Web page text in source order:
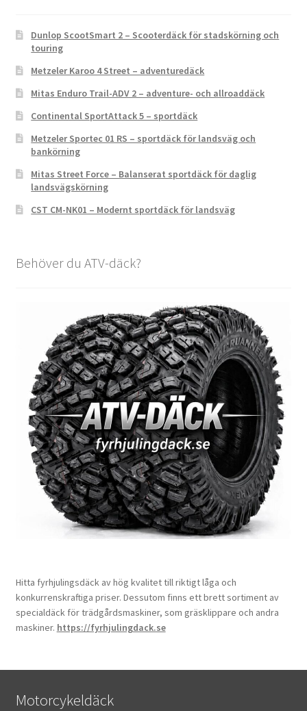
Dunlop ScootSmart 2 – Scooterdäck för stadskörning och
touring
Metzeler Karoo 4 Street – adventuredäck
Mitas Enduro Trail-ADV 2 – adventure- och allroaddäck
Continental SportAttack 5 – sportdäck
Metzeler Sportec 01 RS – sportdäck för landsväg och
bankörning
Mitas Street Force – Balanserat sportdäck för daglig
landsvägskörning
CST CM-NK01 – Modernt sportdäck för landsväg
Behöver du ATV-däck?
Hitta fyrhjulingsdäck av hög kvalitet till riktigt låga och
konkurrenskraftiga priser. Dessutom finns ett brett sortiment av
specialdäck för trädgårdsmaskiner, som gräsklippare och andra
maskiner. https://fyrhjulingdack.se
Motorcykeldäck